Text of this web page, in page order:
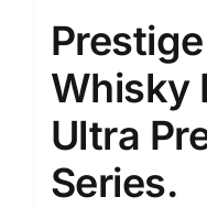
Whisky
Ultra
Series.